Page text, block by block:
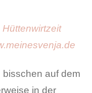
auf dem
in der